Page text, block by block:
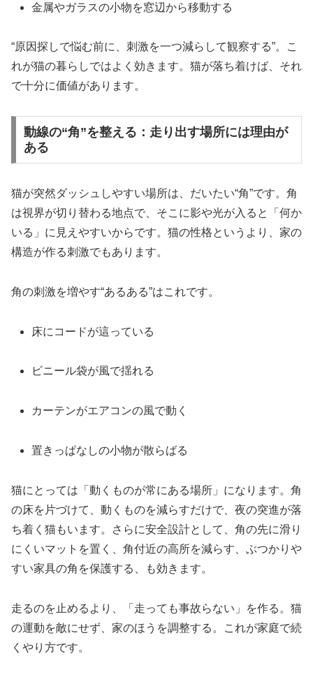
金属やガラスの小物を窓辺から移動する
“原因探しで悩む前に、刺激を一つ減らして観察する”。こ
れが猫の暮らしではよく効きます。猫が落ち着けば、それ
で十分に価値があります。
動線の“角”を整える：走り出す場所には理由が
ある
猫が突然ダッシュしやすい場所は、だいたい“角”です。角
は視界が切り替わる地点で、そこに影や光が入ると「何か
いる」に見えやすいからです。猫の性格というより、家の
構造が作る刺激でもあります。
角の刺激を増やす“あるある”はこれです。
床にコードが這っている
ビニール袋が風で揺れる
カーテンがエアコンの風で動く
置きっぱなしの小物が散らばる
猫にとっては「動くものが常にある場所」になります。角
の床を片づけて、動くものを減らすだけで、夜の突進が落
ち着く猫もいます。さらに安全設計として、角の先に滑り
にくいマットを置く、角付近の高所を減らす、ぶつかりや
すい家具の角を保護する、も効きます。
走るのを止めるより、「走っても事故らない」を作る。猫
の運動を敵にせず、家のほうを調整する。これが家庭で続
くやり方です。